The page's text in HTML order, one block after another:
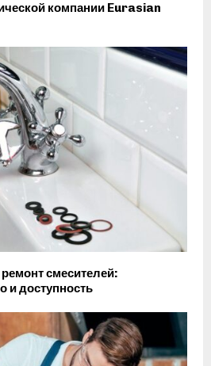
компании Eurasian
смесителей:
и доступность